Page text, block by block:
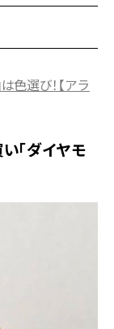
選び！【アラ
「ダイヤモ